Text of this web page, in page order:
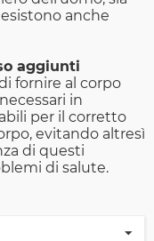
anche
aggiunti
fornire al corpo
in
per il corretto
evitando altresì
di questi
di salute.